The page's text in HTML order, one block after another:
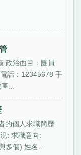
政治面目：團員
話：12345678 手
...
的個人求職簡歷
: 求職意向:
多個) 姓名...